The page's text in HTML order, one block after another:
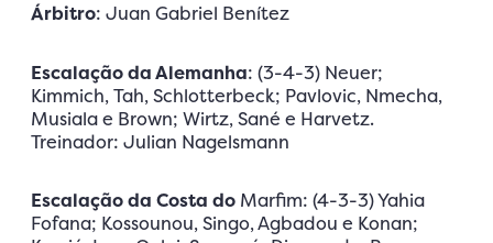
Árbitro: Juan Gabriel Benítez
Escalação da Alemanha: (3-4-3) Neuer;
Kimmich, Tah, Schlotterbeck; Pavlovic, Nmecha,
Musiala e Brown; Wirtz, Sané e Harvetz.
Treinador: Julian Nagelsmann
Escalação da Costa do Marfim: (4-3-3) Yahia
Fofana; Kossounou, Singo, Agbadou e Konan;